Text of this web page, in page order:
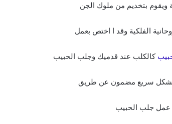
ويقوم بتخديم من ملوك الجن
الفلكية وقد ا اختص بعمل
كالكلب عند قدميك وجلب الحبيب
بشكل سريع مضمون عن طريق
عمل جلب الحبيب